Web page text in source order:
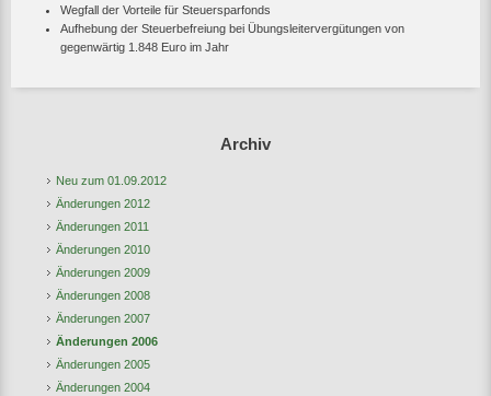
Archiv
Neu zum 01.09.2012
Änderungen 2012
Änderungen 2011
Änderungen 2010
Änderungen 2009
Änderungen 2008
Änderungen 2007
Änderungen 2006
Änderungen 2005
Änderungen 2004
Wegfall der Vorteile für Steuersparfonds
Aufhebung der Steuerbefreiung bei Übungsleitervergütungen von
gegenwärtig 1.848 Euro im Jahr